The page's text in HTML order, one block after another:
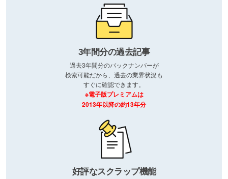
3年間分の過去記事
過去3年間分のバックナンバーが
検索可能だから、過去の業界状況も
すぐに確認できます。
※電子版プレミアムは
2013年以降の約13年分
好評なスクラップ機能